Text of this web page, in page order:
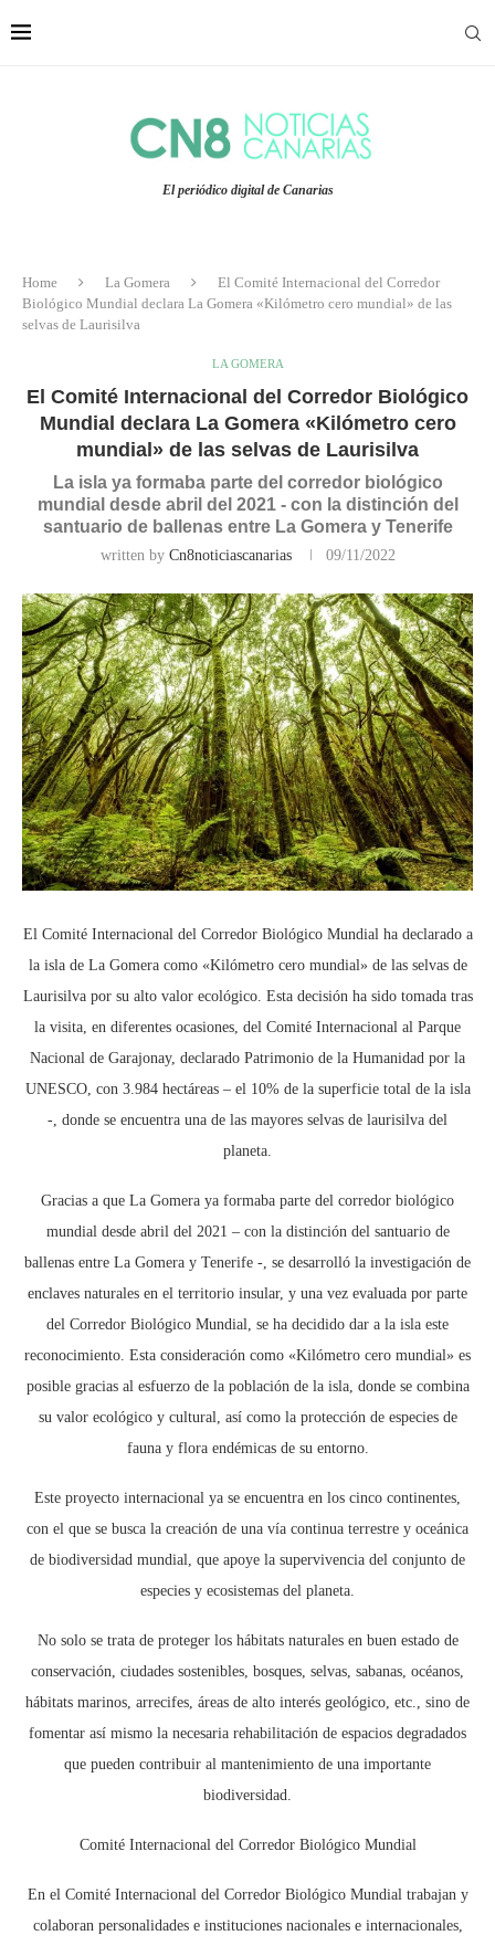
El periódico digital de Canarias
Home La Gomera
El Comité Internacional del Corredor
Biológico Mundial declara La Gomera «Kilómetro cero mundial» de las
selvas de Laurisilva
LA GOMERA
El Comité Internacional del Corredor Biológico
Mundial declara La Gomera «Kilómetro cero
mundial» de las selvas de Laurisilva
La isla ya formaba parte del corredor biológico
mundial desde abril del 2021 - con la distinción del
santuario de ballenas entre La Gomera y Tenerife
written by Cn8noticiascanarias 09/11/2022
El Comité Internacional del Corredor Biológico Mundial ha declarado a
la isla de La Gomera como «Kilómetro cero mundial» de las selvas de
Laurisilva por su alto valor ecológico. Esta decisión ha sido tomada tras
la visita, en diferentes ocasiones, del Comité Internacional al Parque
Nacional de Garajonay, declarado Patrimonio de la Humanidad por la
UNESCO, con 3.984 hectáreas – el 10% de la superficie total de la isla
-, donde se encuentra una de las mayores selvas de laurisilva del
planeta.
Gracias a que La Gomera ya formaba parte del corredor biológico
mundial desde abril del 2021 – con la distinción del santuario de
ballenas entre La Gomera y Tenerife -, se desarrolló la investigación de
enclaves naturales en el territorio insular, y una vez evaluada por parte
del Corredor Biológico Mundial, se ha decidido dar a la isla este
reconocimiento. Esta consideración como «Kilómetro cero mundial» es
posible gracias al esfuerzo de la población de la isla, donde se combina
su valor ecológico y cultural, así como la protección de especies de
fauna y flora endémicas de su entorno.
Este proyecto internacional ya se encuentra en los cinco continentes,
con el que se busca la creación de una vía continua terrestre y oceánica
de biodiversidad mundial, que apoye la supervivencia del conjunto de
especies y ecosistemas del planeta.
No solo se trata de proteger los hábitats naturales en buen estado de
conservación, ciudades sostenibles, bosques, selvas, sabanas, océanos,
hábitats marinos, arrecifes, áreas de alto interés geológico, etc., sino de
fomentar así mismo la necesaria rehabilitación de espacios degradados
que pueden contribuir al mantenimiento de una importante
biodiversidad.
Comité Internacional del Corredor Biológico Mundial
En el Comité Internacional del Corredor Biológico Mundial trabajan y
colaboran personalidades e instituciones nacionales e internacionales,